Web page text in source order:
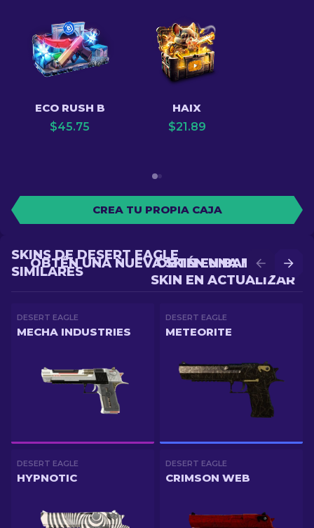
ECO RUSH B
$45.75
HAIX
$21.89
CREA TU PROPIA CAJA
OBTÉN UNA MEJOR
SKIN EN ACTUALIZAR
OBTÉN UNA NUEVA SKIN EN BATALLA
SKINS DE DESERT EAGLE
SIMILARES
DESERT EAGLE
MECHA INDUSTRIES
DESERT EAGLE
METEORITE
DESERT EAGLE
HYPNOTIC
DESERT EAGLE
CRIMSON WEB